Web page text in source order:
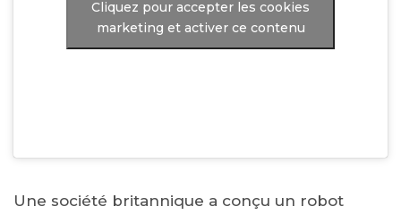
Cliquez pour accepter les cookies
marketing et activer ce contenu
Une société britannique a conçu un robot